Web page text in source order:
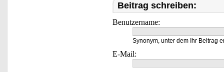
Beitrag schreiben:
Benutzername:
Synonym, unter dem Ihr Beitrag
E-Mail: